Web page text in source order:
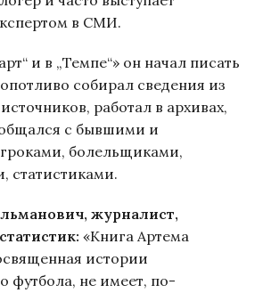
в СМИ.
и в „Темпе“» он начал писать
собирал сведения из
работал в архивах,
с бывшими и
болельщиками,
статистиками.
журналист,
«Книга Артема
истории
футбола, не имеет, по-